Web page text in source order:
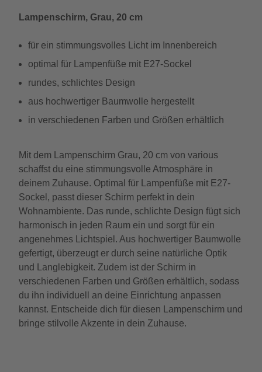
Lampenschirm, Grau, 20 cm
für ein stimmungsvolles Licht im Innenbereich
optimal für Lampenfüße mit E27-Sockel
rundes, schlichtes Design
aus hochwertiger Baumwolle hergestellt
in verschiedenen Farben und Größen erhältlich
Mit dem Lampenschirm Grau, 20 cm von various
schaffst du eine stimmungsvolle Atmosphäre in
deinem Zuhause. Optimal für Lampenfüße mit E27-
Sockel, passt dieser Schirm perfekt in dein
Wohnambiente. Das runde, schlichte Design fügt sich
harmonisch in jeden Raum ein und sorgt für ein
angenehmes Lichtspiel. Aus hochwertiger Baumwolle
gefertigt, überzeugt er durch seine natürliche Optik
und Langlebigkeit. Zudem ist der Schirm in
verschiedenen Farben und Größen erhältlich, sodass
du ihn individuell an deine Einrichtung anpassen
kannst. Entscheide dich für diesen Lampenschirm und
bringe stilvolle Akzente in dein Zuhause.